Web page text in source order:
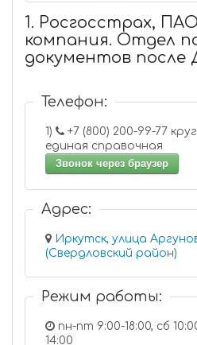
1. Росгосстрах,
компания. Отдел
документов после
Телефон:
1)
единая справочная
Звонок через браузер
Адрес:
Иркутск, улица
(Свердловский район)
Режим работы:
пн-пт 9:00-18:00, сб
14:00